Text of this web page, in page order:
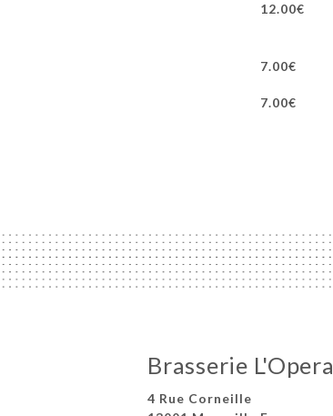
12.00€
7.00€
7.00€
Brasserie L'Opera
4 Rue Corneille